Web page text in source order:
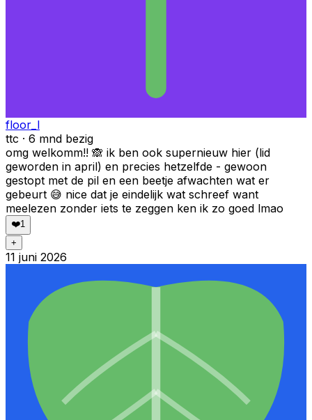
floor_l
ttc · 6 mnd bezig
omg welkomm!! 🙈 ik ben ook supernieuw hier (lid
geworden in april) en precies hetzelfde - gewoon
gestopt met de pil en een beetje afwachten wat er
gebeurt 😅 nice dat je eindelijk wat schreef want
meelezen zonder iets te zeggen ken ik zo goed lmao
❤️1
+
11 juni 2026